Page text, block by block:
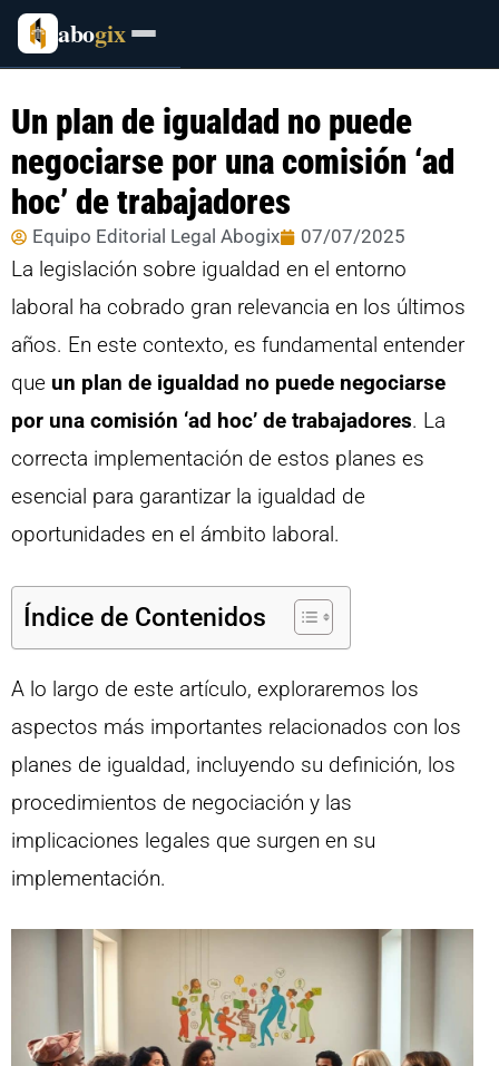
abogix
Un plan de igualdad no puede
negociarse por una comisión ‘ad
hoc’ de trabajadores
Equipo Editorial Legal Abogix 07/07/2025
La legislación sobre igualdad en el entorno
laboral ha cobrado gran relevancia en los últimos
años. En este contexto, es fundamental entender
que un plan de igualdad no puede negociarse
por una comisión ‘ad hoc’ de trabajadores. La
correcta implementación de estos planes es
esencial para garantizar la igualdad de
oportunidades en el ámbito laboral.
Índice de Contenidos
A lo largo de este artículo, exploraremos los
aspectos más importantes relacionados con los
planes de igualdad, incluyendo su definición, los
procedimientos de negociación y las
implicaciones legales que surgen en su
implementación.